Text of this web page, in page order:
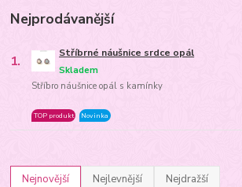
Nejprodávanější
1. Stříbrné náušnice srdce opál
Stříbro náušnice opál s kamínky
Skladem
TOP produkt Novinka
Nejnovější Nejlevnější Nejdražší